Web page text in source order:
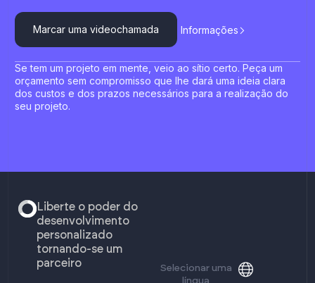
Marcar uma videochamada Informações
Se tem um projeto em mente, veio ao sítio certo. Peça um
orçamento sem compromisso que lhe dará uma ideia clara
dos custos e dos prazos necessários para a realização do
seu projeto.
Liberte o poder do
desenvolvimento
personalizado
tornando-se um
parceiro
Selecionar uma
língua